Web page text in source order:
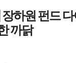
하원 펀드
까닭